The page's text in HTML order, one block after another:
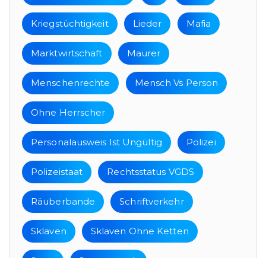
Kriegstüchtigkeit Lieder Mafia
Marktwirtschaft Maurer
Menschenrechte Mensch Vs Person
Ohne Herrscher
Personalausweis Ist Ungültig Polizei
Polizeistaat Rechtsstatus VGDS
Räuberbande Schriftverkehr
Sklaven Sklaven Ohne Ketten